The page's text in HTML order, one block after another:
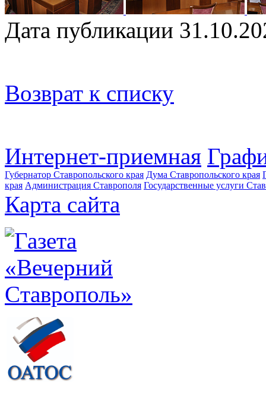
Дата публикации
Возврат к списку
Интернет-приемная
Губернатор Ставропольского края Дума Ставропольского края
края Администрация Ставрополя Государственные услуги
Карта сайта